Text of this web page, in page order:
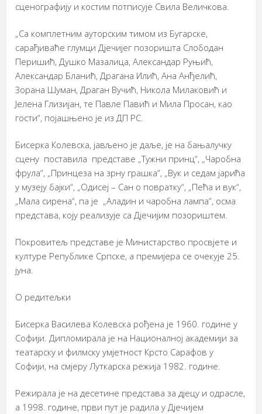
сценографију и костим потписује Свила Величкова.
„Са комплетним ауторским тимом из Бугарске,
сарађиваће глумци Дјечијег позоришта Слободан
Перишић, Душко Мазалица, Александар Руњић,
Александар Бланић, Драгана Илић, Ана Анђелић,
Зорана Шуман, Драган Вучић, Никола Милаковић и
Јелена Глизијан, те Павле Павић и Мила Просан, као
гости“, појашњено је из ДП РС.
Бисерка Колевска, јављено је даље, је на бањалучку
сцену поставила представе „Тужни принц“, „Чаробна
фрула“, „Принцеза на зрну грашка“, „Вук и седам јарића
у музеју бајки“, „Одисеј – Сан о повратку“, „Пећа и вук“,
„Мала сирена“, па је „Аладин и чаробна лампа“, осма
представа, коју реализује са Дјечијим позориштем.
Покровитељ представе је Министарство просвјете и
културе Републике Српске, а премијера се очекује 25.
јуна.
О редитељки
Бисерка Василева Колевска рођена је 1960. године у
Софији. Дипломирала је на Националној академији за
театарску и филмску умјетност Крсто Сарафов у
Софији, на смјеру Луткарска режија 1982. године.
Режирала је на десетине представа за дјецу и одрасле,
а 1998. године, први пут је радила у Дјечијем